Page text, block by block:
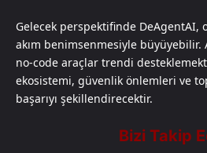
Gelecek perspektifinde DeAgentAI,
akım benimsenmesiyle
no-code araçlar trendi
ekosistemi, güvenlik önlemleri ve
başarıyı şekillendirecektir.